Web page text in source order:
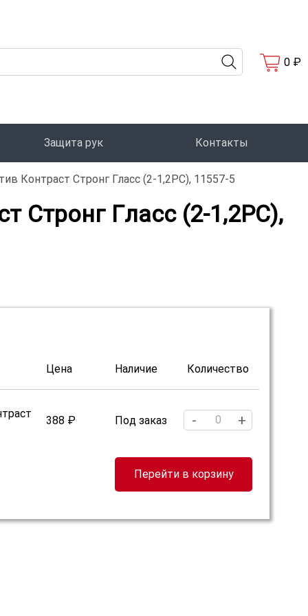
0 ₽
Защита рук Контакты
Стронг Гласс (2-1,2PC), 11557-5
Гласс (2-1,2PC),
Цена Наличие Количество
388 ₽ Под заказ - +
Перейти в корзину